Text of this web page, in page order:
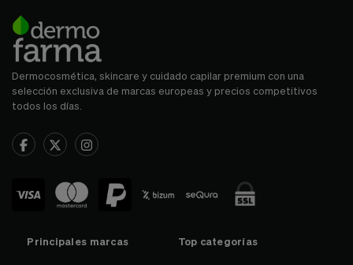
Dermocosmética, skincare y cuidado capilar premium con una
selección exclusiva de marcas europeas y precios competitivos
todos los días.
Principales marcas Top categorías